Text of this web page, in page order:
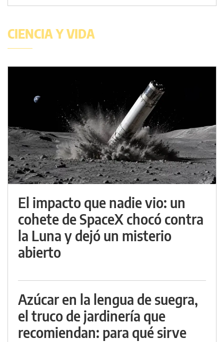
CIENCIA Y VIDA
El impacto que nadie vio: un
cohete de SpaceX chocó contra
la Luna y dejó un misterio
abierto
Azúcar en la lengua de suegra,
el truco de jardinería que
recomiendan: para qué sirve